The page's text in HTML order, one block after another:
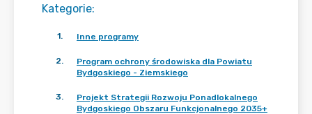
Kategorie:
1. Inne programy
2.
Program ochrony środowiska dla Powiatu
Bydgoskiego - Ziemskiego
3.
Projekt Strategii Rozwoju Ponadlokalnego
Bydgoskiego Obszaru Funkcjonalnego 2035+